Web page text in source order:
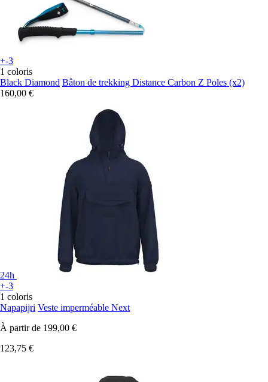
+-3
1 coloris
Black Diamond Bâton de trekking Distance Carbon Z Poles (x2)
160,00 €
24h
+-3
1 coloris
Napapijri Veste imperméable Next
À partir de 199,00 €
123,75 €